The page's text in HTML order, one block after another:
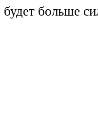
будет больше